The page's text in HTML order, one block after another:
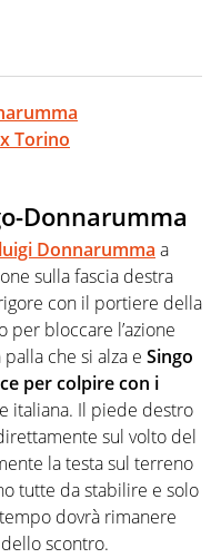
Torino
Donnarumma
Donnarumma a
sulla fascia destra
con il portiere della
per bloccare l’azione
che si alza e Singo
per colpire con i
italiana. Il piede destro
sul volto del
la testa sul terreno
tutte da stabilire e solo
dovrà rimanere
scontro.